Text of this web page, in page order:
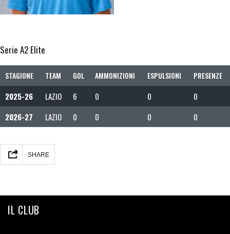
Serie A2 Elite
STAGIONE TEAM GOL AMMONIZIONI ESPULSIONI PRESENZE
2025-26 LAZIO 6 0 0
0
2026-27
LAZIO 0 0 0 0
SHARE
IL CLUB